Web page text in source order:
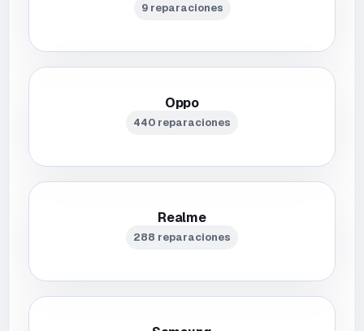
9 reparaciones
Oppo
440 reparaciones
Realme
288 reparaciones